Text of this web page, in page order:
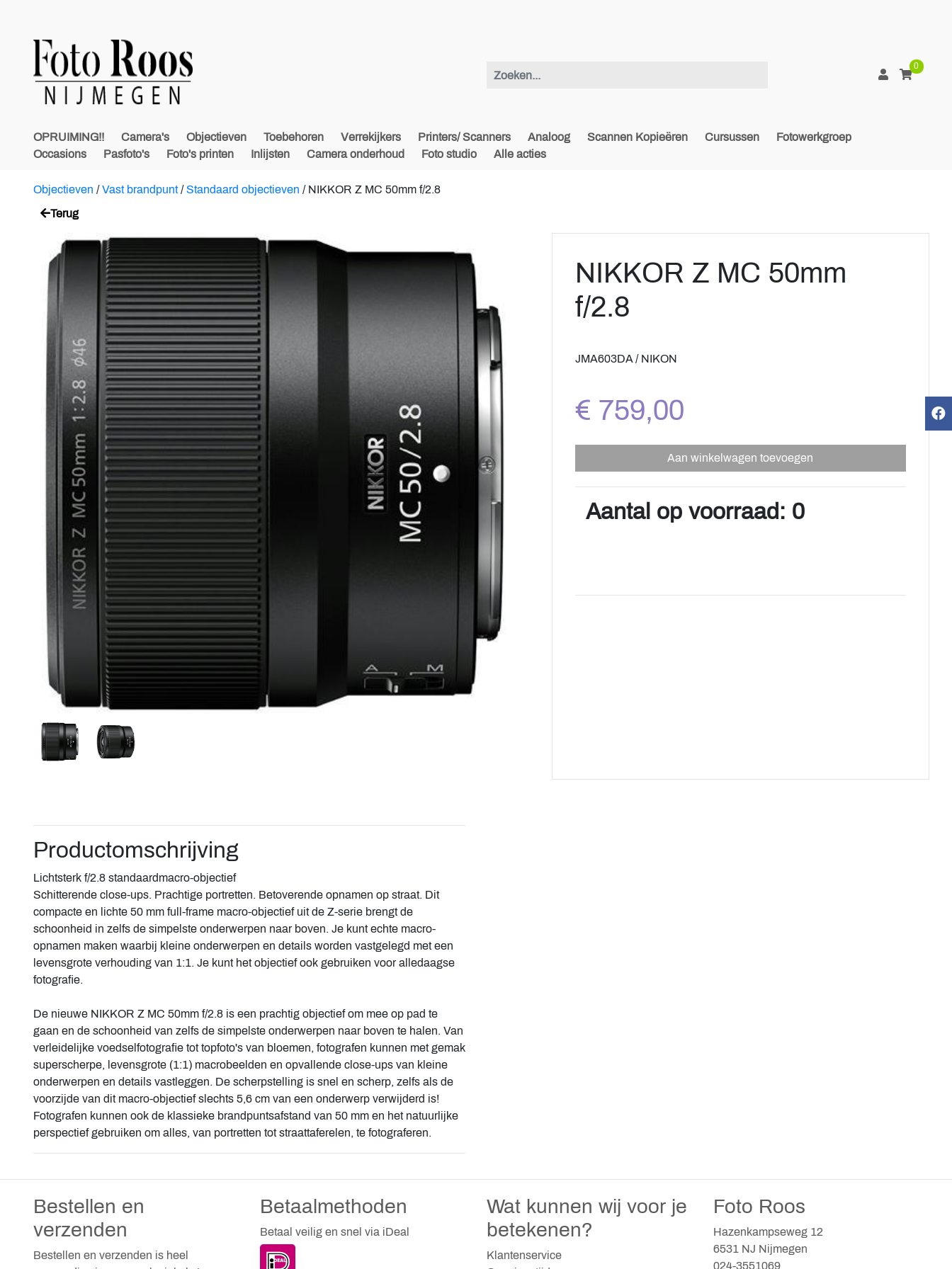
0
OPRUIMING!! Camera's Objectieven Toebehoren Verrekijkers Printers/ Scanners Analoog Scannen Kopieëren Cursussen
Fotowerkgroep
Occasions
Pasfoto's Foto's printen Inlijsten Camera onderhoud Foto studio Alle acties
Objectieven / Vast brandpunt / Standaard objectieven /NIKKOR Z MC 50mm f/2.8
Terug
NIKKOR Z MC 50mm
f/2.8
JMA603DA / NIKON
€ 759,00
Aan winkelwagen toevoegen
Aantal op voorraad: 0
Productomschrijving
Lichtsterk f/2.8 standaardmacro-objectief
Schitterende close-ups. Prachtige portretten. Betoverende opnamen op straat. Dit
compacte en lichte 50 mm full-frame macro-objectief uit de Z-serie brengt de
schoonheid in zelfs de simpelste onderwerpen naar boven. Je kunt echte macro-
opnamen maken waarbij kleine onderwerpen en details worden vastgelegd met een
levensgrote verhouding van 1:1. Je kunt het objectief ook gebruiken voor alledaagse
fotografie.
De nieuwe NIKKOR Z MC 50mm f/2.8 is een prachtig objectief om mee op pad te
gaan en de schoonheid van zelfs de simpelste onderwerpen naar boven te halen. Van
verleidelijke voedselfotografie tot topfoto's van bloemen, fotografen kunnen met gemak
superscherpe, levensgrote (1:1) macrobeelden en opvallende close-ups van kleine
onderwerpen en details vastleggen. De scherpstelling is snel en scherp, zelfs als de
voorzijde van dit macro-objectief slechts 5,6 cm van een onderwerp verwijderd is!
Fotografen kunnen ook de klassieke brandpuntsafstand van 50 mm en het natuurlijke
perspectief gebruiken om alles, van portretten tot straattaferelen, te fotograferen.
Bestellen en
verzenden
Bestellen en verzenden is heel
Betaalmethoden
Betaal veilig en snel via iDeal
Wat kunnen wij voor je
betekenen?
Klantenservice
Foto Roos
Hazenkampseweg 12
6531 NJ Nijmegen
024-3551069